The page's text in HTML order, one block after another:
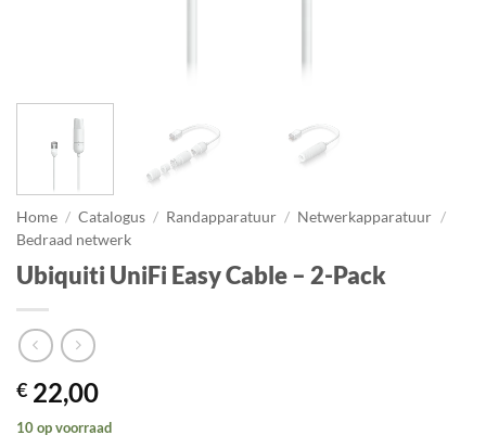
Home / Catalogus / Randapparatuur / Netwerkapparatuur /
Bedraad netwerk
Ubiquiti UniFi Easy Cable – 2-Pack
€ 22,00
10 op voorraad